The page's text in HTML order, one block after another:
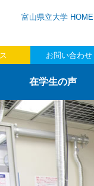
富山県立大学 HOME
お問い合わせ
在学生の声